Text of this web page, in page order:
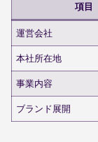
項目
運営会社
本社所在地
事業内容
ブランド展開